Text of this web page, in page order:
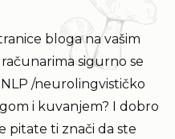
bloga na vašim
sigurno se
/neurolingvističko
i kuvanjem? I dobro
pitate ti znači da ste